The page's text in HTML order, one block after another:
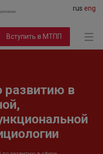
rus eng
Вступить в МТПП
в